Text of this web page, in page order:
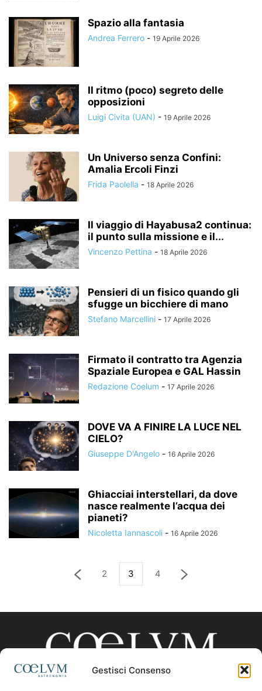
Gestisci Consenso
Spazio alla fantasia
Andrea Ferrero - 19 Aprile 2026
Il ritmo (poco) segreto delle
opposizioni
Luigi Civita (UAN) - 19 Aprile 2026
Un Universo senza Confini:
Amalia Ercoli Finzi
Frida Paolella - 18 Aprile 2026
Il viaggio di Hayabusa2 continua:
il punto sulla missione e il...
Vincenzo Pettina - 18 Aprile 2026
Pensieri di un fisico quando gli
sfugge un bicchiere di mano
Stefano Marcellini - 17 Aprile 2026
Firmato il contratto tra Agenzia
Spaziale Europea e GAL Hassin
Redazione Coelum - 17 Aprile 2026
DOVE VA A FINIRE LA LUCE NEL
CIELO?
Giuseppe D'Angelo - 16 Aprile 2026
Ghiacciai interstellari, da dove
nasce realmente l’acqua dei
pianeti?
Nicoletta Iannascoli - 16 Aprile 2026
2 3 4